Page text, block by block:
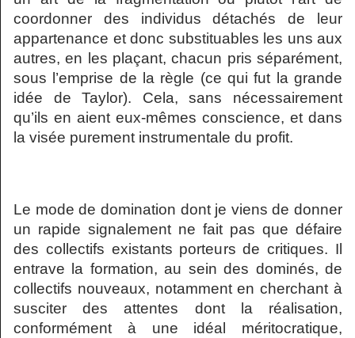
coordonner des individus détachés de leur
appartenance et donc substituables les uns aux
autres, en les plaçant, chacun pris séparément,
sous l’emprise de la règle (ce qui fut la grande
idée de Taylor). Cela, sans nécessairement
qu’ils en aient eux-mêmes conscience, et dans
la visée purement instrumentale du profit.
Le mode de domination dont je viens de donner
un rapide signalement ne fait pas que défaire
des collectifs existants porteurs de critiques. Il
entrave la formation, au sein des dominés, de
collectifs nouveaux, notamment en cherchant à
susciter des attentes dont la réalisation,
conformément à une idéal méritocratique,